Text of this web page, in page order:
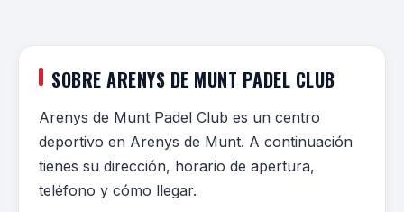
SOBRE ARENYS DE MUNT PADEL CLUB
Arenys de Munt Padel Club es un centro
deportivo en Arenys de Munt. A continuación
tienes su dirección, horario de apertura,
teléfono y cómo llegar.